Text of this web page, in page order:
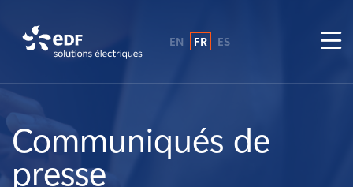
A propos de nous
Ce que nous faisons
EN FR ES
Communiqués de
presse